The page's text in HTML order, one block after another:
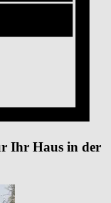
Ihr Haus in der